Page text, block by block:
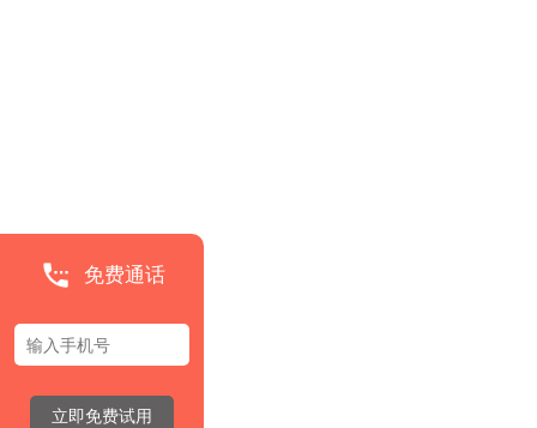
免费通话
立即免费试用